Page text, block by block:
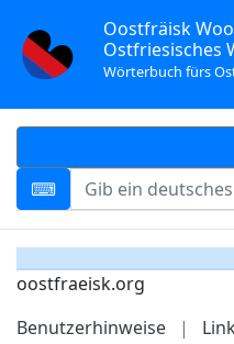
Oostfräisk
Ostfriesisches
Wörterbuch fürs
oostfraeisk.org
Benutzerhinweise
|